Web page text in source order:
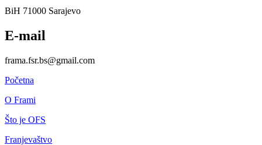
BiH 71000 Sarajevo
E-mail
frama.fsr.bs@gmail.com
Početna
O Frami
Što je OFS
Franjevaštvo